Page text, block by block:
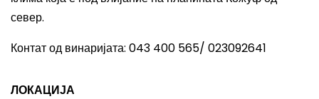
север.
Контат од винаријата: 043 400 565/ 023092641
ЛОКАЦИЈА